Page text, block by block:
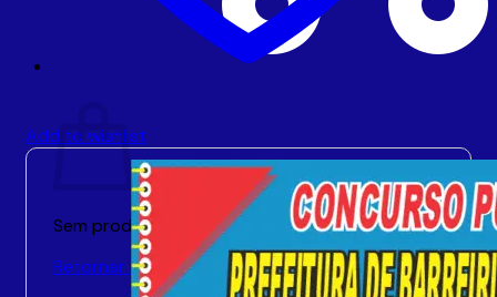
Sem produto(s) no carrinho.
Retornar para a loja
Add to wishlist